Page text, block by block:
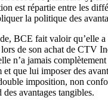
est répartie entre les
la politique des
BCE fait valoir qu’elle a
de son achat de CTV
n’a jamais
que lui imposer des
imposition, non
avantages tangibles.